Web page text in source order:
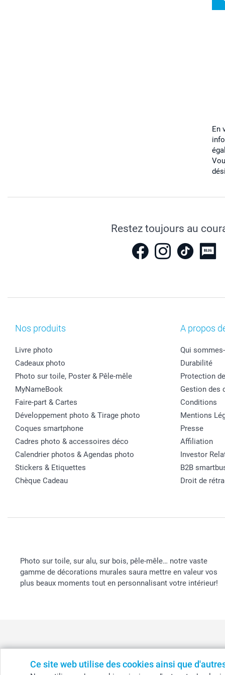
Ce site web utilise des cookies ainsi que
En
Restez toujours au
Nos produits
Livre photo
Cadeaux photo
Photo sur toile, Poster & Pêle-mêle
MyNameBook
Faire-part & Cartes
Développement photo & Tirage photo
Coques smartphone
Cadres photo & accessoires déco
Calendrier photos & Agendas photo
Stickers & Etiquettes
Chèque Cadeau
A propos
Qui
Durabilité
Protection
Gestion des
Conditions
Mentions
Presse
Affiliation
Investor
B2B
Droit de
Photo sur toile, sur alu, sur bois, pêle-mêle… notre vaste
gamme de décorations murales saura mettre en valeur vos
plus beaux moments tout en personnalisant votre intérieur!
België - Belgique - Danmark - Deutschland - France -